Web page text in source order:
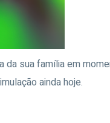
sua família em
ainda hoje.